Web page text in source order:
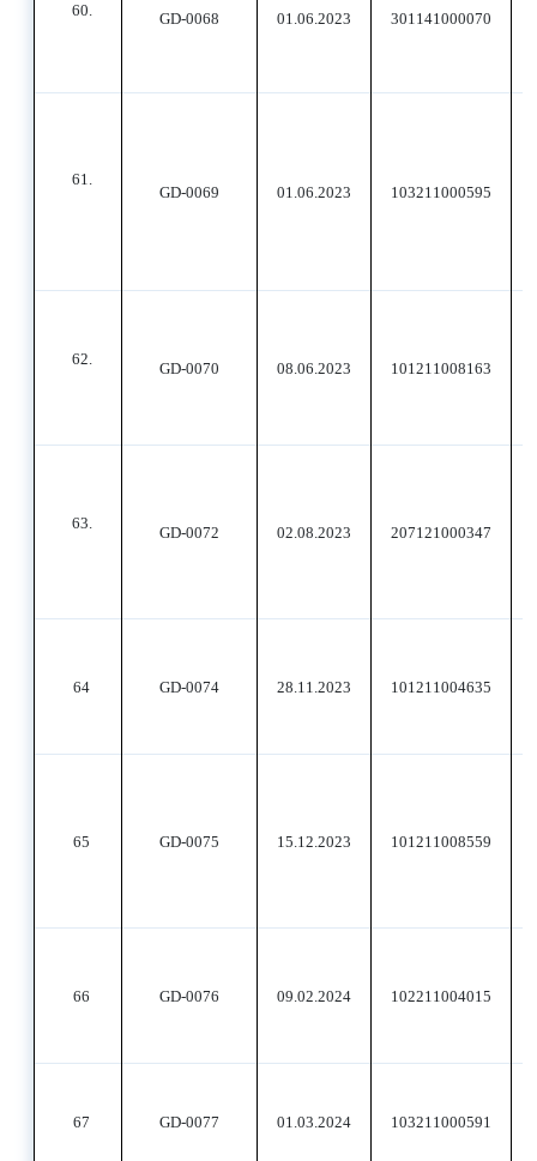
60. GD-0068 01.06.2023 301141000070
61.
GD-0069 01.06.2023 103211000595
62.
GD-0070 08.06.2023 101211008163
63.
GD-0072 02.08.2023 207121000347
64 GD-0074 28.11.2023 101211004635
65 GD-0075 15.12.2023 101211008559
66 GD-0076 09.02.2024 102211004015
67 GD-0077 01.03.2024 103211000591